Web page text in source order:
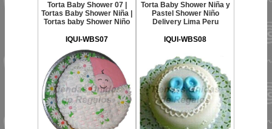
Torta Baby Shower 07 |
Tortas Baby Shower Niña |
Tortas baby Shower Niño
IQUI-WBS07
Torta Baby Shower Niña y
Pastel Shower Niño
Delivery Lima Peru
IQUI-WBS08